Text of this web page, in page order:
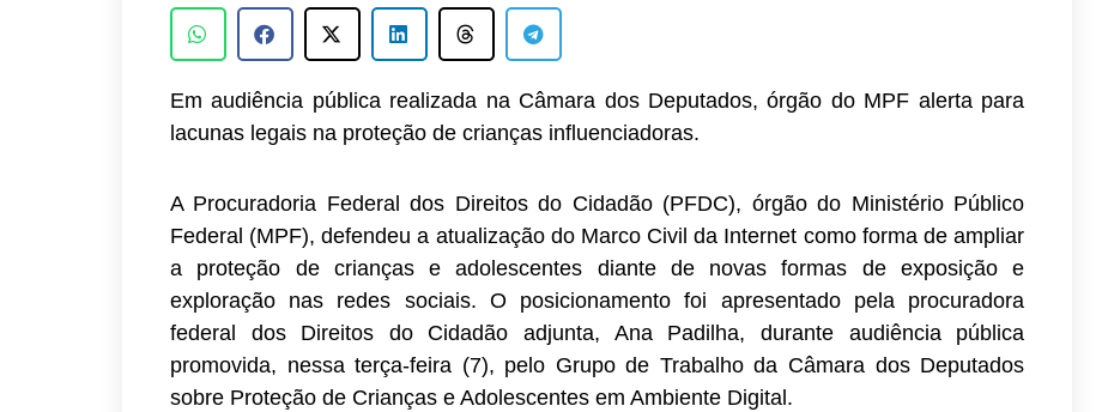
Em audiência pública realizada na Câmara dos Deputados, órgão do MPF alerta para
lacunas legais na proteção de crianças influenciadoras.
A Procuradoria Federal dos Direitos do Cidadão (PFDC), órgão do Ministério Público
Federal (MPF), defendeu a atualização do Marco Civil da Internet como forma de ampliar
a proteção de crianças e adolescentes diante de novas formas de exposição e
exploração nas redes sociais. O posicionamento foi apresentado pela procuradora
federal dos Direitos do Cidadão adjunta, Ana Padilha, durante audiência pública
promovida, nessa terça-feira (7), pelo Grupo de Trabalho da Câmara dos Deputados
sobre Proteção de Crianças e Adolescentes em Ambiente Digital.